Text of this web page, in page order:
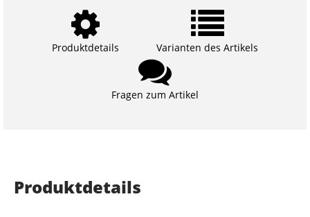
Produktdetails Varianten des Artikels
Fragen zum Artikel
Produktdetails